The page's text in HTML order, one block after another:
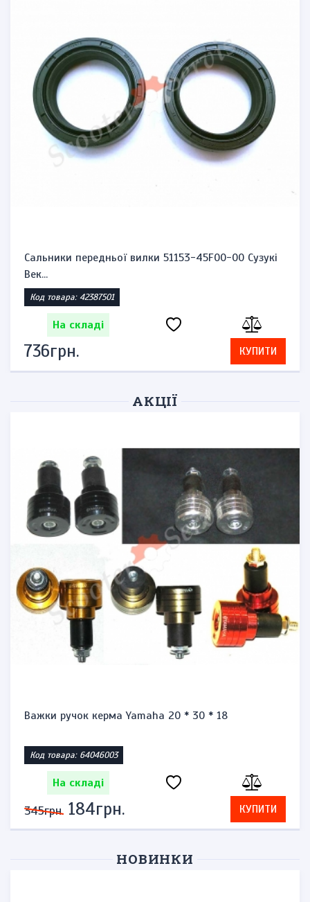
Сальники передньої вилки 51153-45F00-00 Сузукі
Век...
Код товара: 42387501
На складі
736грн. КУПИТИ
АКЦІЇ
Важки ручок керма Yamaha 20 * 30 * 18
Код товара: 64046003
На складі
345грн. 184грн. КУПИТИ
НОВИНКИ